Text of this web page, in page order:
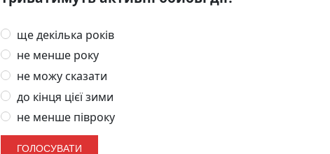
ще декілька років
не менше року
не можу сказати
до кінця цієї зими
не менше півроку